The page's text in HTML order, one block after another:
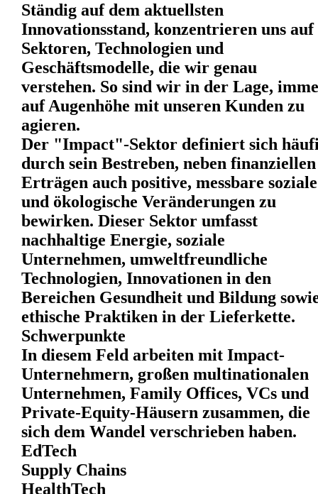
Ständig auf dem aktuellsten
Innovationsstand, konzentrieren uns auf
Sektoren, Technologien und
Geschäftsmodelle, die wir genau
verstehen. So sind wir in der Lage,
auf Augenhöhe mit unseren Kunden zu
agieren.
Der "Impact"-Sektor definiert sich
durch sein Bestreben, neben finanziellen
Erträgen auch positive, messbare soziale
und ökologische Veränderungen zu
bewirken. Dieser Sektor umfasst
nachhaltige Energie, soziale
Unternehmen, umweltfreundliche
Technologien, Innovationen in den
Bereichen Gesundheit und Bildung
ethische Praktiken in der Lieferkette.
Schwerpunkte
In diesem Feld arbeiten mit Impact-
Unternehmern, großen multinationalen
Unternehmen, Family Offices, VCs und
Private-Equity-Häusern zusammen, die
sich dem Wandel verschrieben haben.
EdTech
Supply Chains
HealthTech